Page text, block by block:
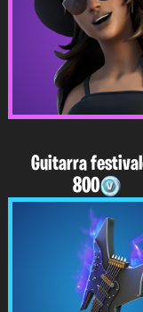
Guitarra
800